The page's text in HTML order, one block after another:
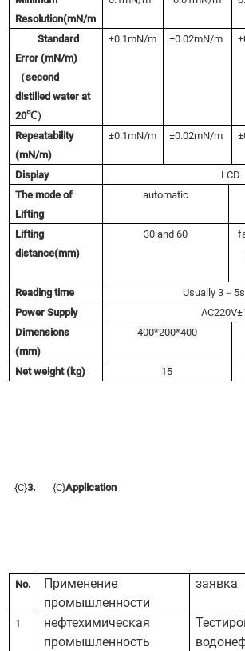
Resolution(mN/m
Standard
Error (mN/m)
（second
distilled water at
20℃）
±0.1mN/m ±0.02mN/m
Repeatability
(mN/m)
±0.1mN/m ±0.02mN/m
Display
LCD
The mode of
Lifting
automatic
Lifting
distance(mm)
30 and 60
Reading time
Usually 3－
Power Supply
Dimensions
(mm)
400*200*400
Net weight (kg) 15
{C}3. {C}Application
No.
Применение
промышленности
заявка
1
нефтехимическая
промышленность